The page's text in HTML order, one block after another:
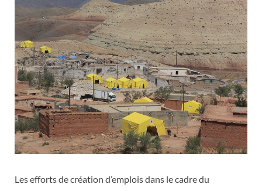
Les efforts de création d’emplois dans le cadre du